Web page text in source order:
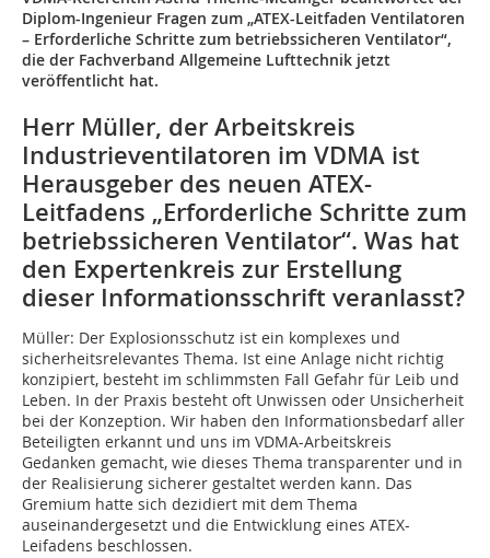
Diplom-Ingenieur Fragen zum „ATEX-Leitfaden Ventilatoren
– Erforderliche Schritte zum betriebssicheren Ventilator“,
die der Fachverband Allgemeine Lufttechnik jetzt
veröffentlicht hat.
Herr Müller, der Arbeitskreis
Industrieventilatoren im VDMA ist
Herausgeber des neuen ATEX-
Leitfadens „Erforderliche Schritte zum
betriebssicheren Ventilator“. Was hat
den Expertenkreis zur Erstellung
dieser Informationsschrift veranlasst?
Müller: Der Explosionsschutz ist ein komplexes und
sicherheitsrelevantes Thema. Ist eine Anlage nicht richtig
konzipiert, besteht im schlimmsten Fall Gefahr für Leib und
Leben. In der Praxis besteht oft Unwissen oder Unsicherheit
bei der Konzeption. Wir haben den Informationsbedarf aller
Beteiligten erkannt und uns im VDMA-Arbeitskreis
Gedanken gemacht, wie dieses Thema transparenter und in
der Realisierung sicherer gestaltet werden kann. Das
Gremium hatte sich dezidiert mit dem Thema
auseinandergesetzt und die Entwicklung eines ATEX-
Leifadens beschlossen.